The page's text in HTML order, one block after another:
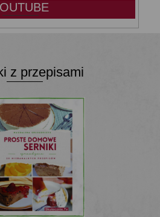
z przepisami